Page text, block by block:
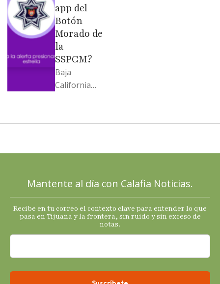
…
app del
Botón
Morado de
la
SSPCM?
Baja
California
2025 con
termómetro
s
económicos.
Mantente al día con Calafia Noticias.
Recibe en tu correo el contexto clave para entender lo que
pasa en Tijuana y la frontera, sin ruido y sin exceso de
notas.